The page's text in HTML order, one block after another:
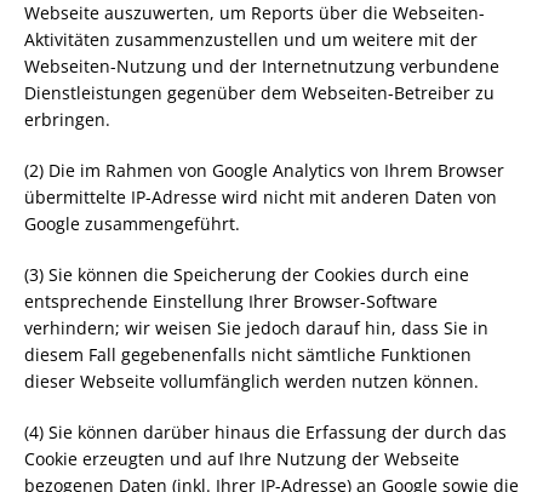
Webseite auszuwerten, um Reports über die Webseiten-
Aktivitäten zusammenzustellen und um weitere mit der
Webseiten-Nutzung und der Internetnutzung verbundene
Dienstleistungen gegenüber dem Webseiten-Betreiber zu
erbringen.
(2) Die im Rahmen von Google Analytics von Ihrem Browser
übermittelte IP-Adresse wird nicht mit anderen Daten von
Google zusammengeführt.
(3) Sie können die Speicherung der Cookies durch eine
entsprechende Einstellung Ihrer Browser-Software
verhindern; wir weisen Sie jedoch darauf hin, dass Sie in
diesem Fall gegebenenfalls nicht sämtliche Funktionen
dieser Webseite vollumfänglich werden nutzen können.
(4) Sie können darüber hinaus die Erfassung der durch das
Cookie erzeugten und auf Ihre Nutzung der Webseite
bezogenen Daten (inkl. Ihrer IP-Adresse) an Google sowie die